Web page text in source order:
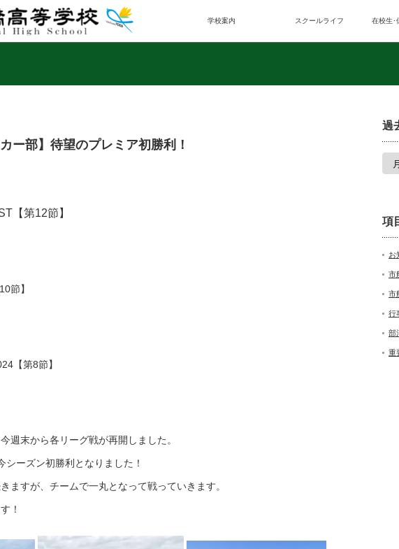
学校案内 スクールライフ 在校生･
カー部】待望のプレミア初勝利！
【第12節】
節】
【第8節】
週末から各リーグ戦が再開しました。
シーズン初勝利となりました！
ますが、チームで一丸となって戦っていきます。
！
過
項
お
市
市
行
部
重